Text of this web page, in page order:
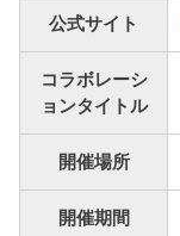
公式サイト
コラボレーシ
ョンタイトル
開催場所
開催期間